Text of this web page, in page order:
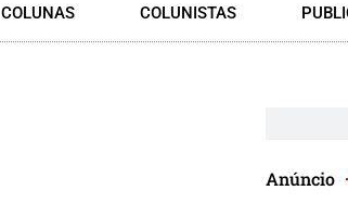
COLUNAS COLUNISTAS
Anúncio